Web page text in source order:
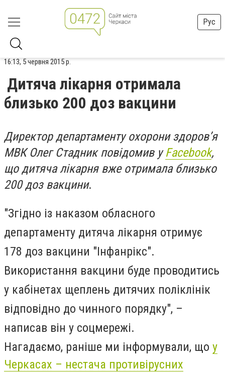
Рус
16:13, 5 червня 2015 р.
Дитяча лікарня отримала
близько 200 доз вакцини
Директор департаменту охорони здоров’я
МВК Олег Стадник повідомив уFacebook,
що дитяча лікарня вже отримала близько
200 доз вакцини.
"Згідно із наказом обласного
департаменту дитяча лікарня отримує
178 доз вакцини "Інфанрікс".
Використання вакцини буде проводитись
у кабінетах щеплень дитячих поліклінік
відповідно до чинного порядку", –
написав він у соцмережі.
Нагадаємо, раніше ми інформували, що у
Черкасах – нестача противірусних